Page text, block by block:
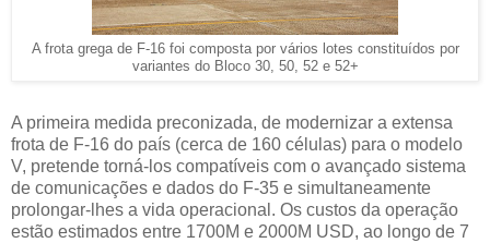
A frota grega de F-16 foi composta por vários lotes constituídos por
variantes do Bloco 30, 50, 52 e 52+
A primeira medida preconizada, de modernizar a extensa
frota de F-16 do país (cerca de 160 células) para o modelo
V, pretende torná-los compatíveis com o avançado sistema
de comunicações e dados do F-35 e simultaneamente
prolongar-lhes a vida operacional. Os custos da operação
estão estimados entre 1700M e 2000M USD, ao longo de 7